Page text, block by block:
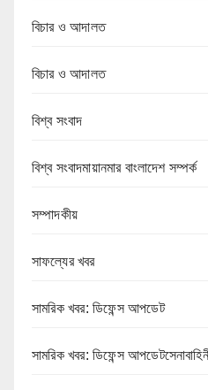
বিচার ও আদালত
বিচার ও আদালত
বিশ্ব সংবাদ
বিশ্ব সংবাদমায়ানমার বাংলাদেশ সম্পর্ক
সম্পাদকীয়
সাফল্যের খবর
সামরিক খবর: ডিফেন্স আপডেট
সামরিক খবর: ডিফেন্স